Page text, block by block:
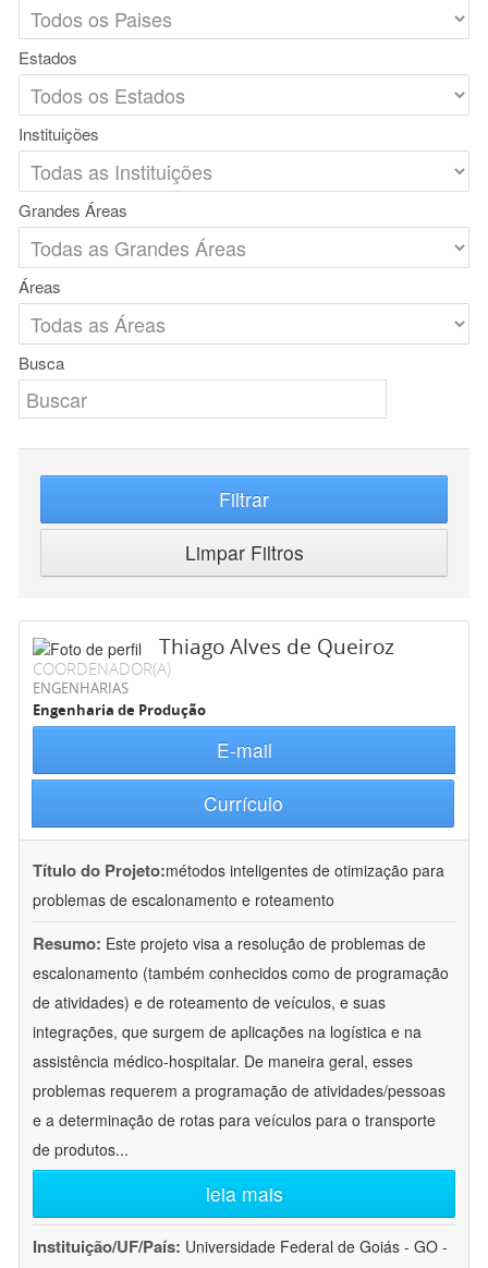
Estados
Instituições
Grandes Áreas
Áreas
Busca
Filtrar
Limpar Filtros
Thiago Alves de Queiroz
COORDENADOR(A)
ENGENHARIAS
Engenharia de Produção
E-mail
Currículo
Título do Projeto:métodos inteligentes de otimização para
problemas de escalonamento e roteamento
Resumo: Este projeto visa a resolução de problemas de
escalonamento (também conhecidos como de programação
de atividades) e de roteamento de veículos, e suas
integrações, que surgem de aplicações na logística e na
assistência médico-hospitalar. De maneira geral, esses
problemas requerem a programação de atividades/pessoas
e a determinação de rotas para veículos para o transporte
de produtos...
leia mais
Instituição/UF/País: Universidade Federal de Goiás - GO -